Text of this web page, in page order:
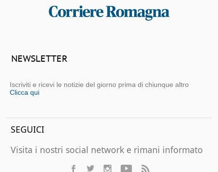
NEWSLETTER
Iscriviti e ricevi le notizie del giorno prima di chiunque altro
Clicca qui
SEGUICI
Visita i nostri social network e rimani informato